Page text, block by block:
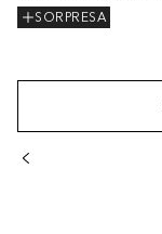
SORPRESA